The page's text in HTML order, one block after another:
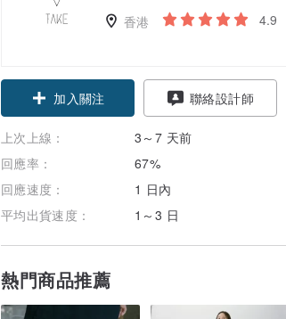
香港 4.9
加入關注 聯絡設計師
上次上線：
3～7 天前
回應率：
67%
回應速度：
1 日內
平均出貨速度：
1～3 日
熱門商品推薦